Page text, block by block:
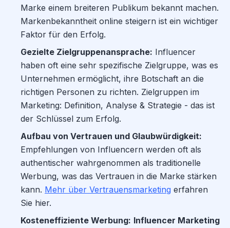
Marke einem breiteren Publikum bekannt machen.
Markenbekanntheit online steigern ist ein wichtiger
Faktor für den Erfolg.
Gezielte Zielgruppenansprache: Influencer
haben oft eine sehr spezifische Zielgruppe, was es
Unternehmen ermöglicht, ihre Botschaft an die
richtigen Personen zu richten. Zielgruppen im
Marketing: Definition, Analyse & Strategie - das ist
der Schlüssel zum Erfolg.
Aufbau von Vertrauen und Glaubwürdigkeit:
Empfehlungen von Influencern werden oft als
authentischer wahrgenommen als traditionelle
Werbung, was das Vertrauen in die Marke stärken
kann. Mehr über Vertrauensmarketing erfahren
Sie hier.
Kosteneffiziente Werbung: Influencer Marketing